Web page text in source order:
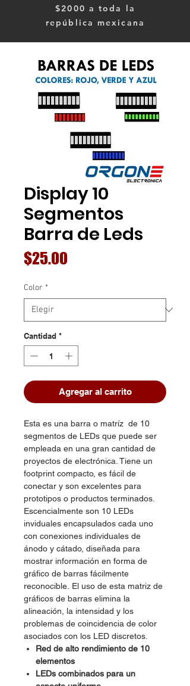
$2000 a toda la
república mexicana
Display 10
Segmentos
Barra de Leds
$25.00
Color *
Cantidad *
Agregar al carrito
Esta es una barra o matríz de 10
segmentos de LEDs que puede ser
empleada en una gran cantidad de
proyectos de electrónica. Tiene un
footprint compacto, es fácil de
conectar y son excelentes para
prototipos o productos terminados.
Escencialmente son 10 LEDs
inviduales encapsulados cada uno
con conexiones individuales de
ánodo y cátado, diseñada para
mostrar información en forma de
gráfico de barras fácilmente
reconocible. El uso de esta matriz de
gráficos de barras elimina la
alineación, la intensidad y los
problemas de coincidencia de color
asociados con los LED discretos.
Red de alto rendimiento de 10
elementos
LEDs combinados para un